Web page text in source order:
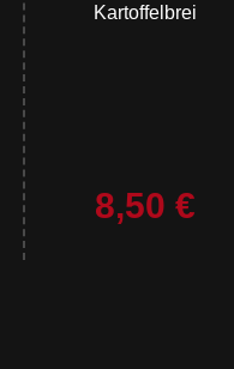
Kartoffelbrei
8,50 €